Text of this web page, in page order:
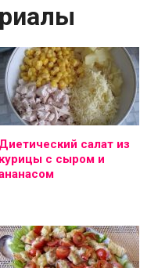
Диетический салат из
курицы с сыром и